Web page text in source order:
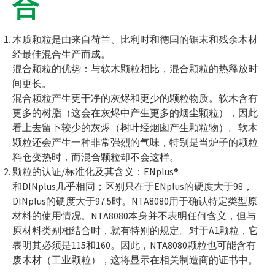
木质颗粒是由来自荷兰、比利时和德国的锯末和残余木材
经最佳混合生产而成。
混合颗粒的优势：与软木颗粒相比，混合颗粒的热释放时
间更长。
混合颗粒产生更干净的灰烬和更少的颗粒物质。软木含有
更多的树脂（这会在灰烬中产生更多的烟尘颗粒），因此
看上去留下较少的灰烬（树叶经烟囱产生颗粒物）。软木
颗粒还会产生一种非常强烈的气味，特别是当炉子的颗粒
料仓变热时，而混合颗粒却不会这样。
颗粒的认证/标准化及其含义：ENplus®
和DINplus几乎相同；区别只在于ENplus的硬度大于98，
DINplus的硬度大于97.5时。NTA8080用于确认特定类型原
材料的使用情况。NTA8080本身并不表明任何含义，但与
原材料类别相结合时，就有特别的规定。对于A1颗粒，它
表明其必须是115和160。因此，NTA8080颗粒也可能含有
废木材（工业颗粒），这将显示在相关制造商的证书中。